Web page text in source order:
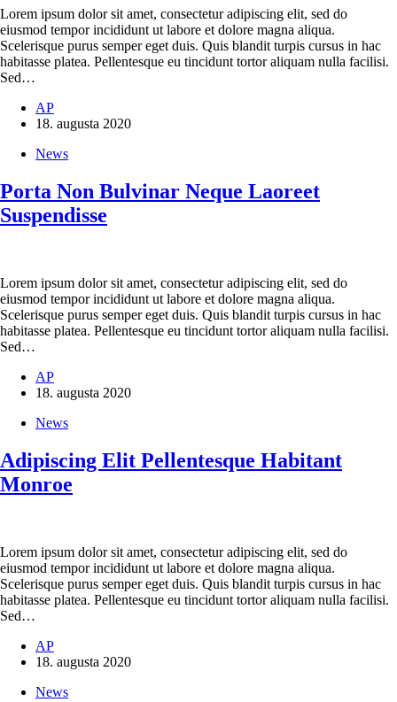
Lorem ipsum dolor sit amet, consectetur adipiscing elit, sed do
eiusmod tempor incididunt ut labore et dolore magna aliqua.
Scelerisque purus semper eget duis. Quis blandit turpis cursus in hac
habitasse platea. Pellentesque eu tincidunt tortor aliquam nulla facilisi.
Sed…
AP
18. augusta 2020
News
Porta Non Bulvinar Neque Laoreet
Suspendisse
Lorem ipsum dolor sit amet, consectetur adipiscing elit, sed do
eiusmod tempor incididunt ut labore et dolore magna aliqua.
Scelerisque purus semper eget duis. Quis blandit turpis cursus in hac
habitasse platea. Pellentesque eu tincidunt tortor aliquam nulla facilisi.
Sed…
AP
18. augusta 2020
News
Adipiscing Elit Pellentesque Habitant
Monroe
Lorem ipsum dolor sit amet, consectetur adipiscing elit, sed do
eiusmod tempor incididunt ut labore et dolore magna aliqua.
Scelerisque purus semper eget duis. Quis blandit turpis cursus in hac
habitasse platea. Pellentesque eu tincidunt tortor aliquam nulla facilisi.
Sed…
AP
18. augusta 2020
News